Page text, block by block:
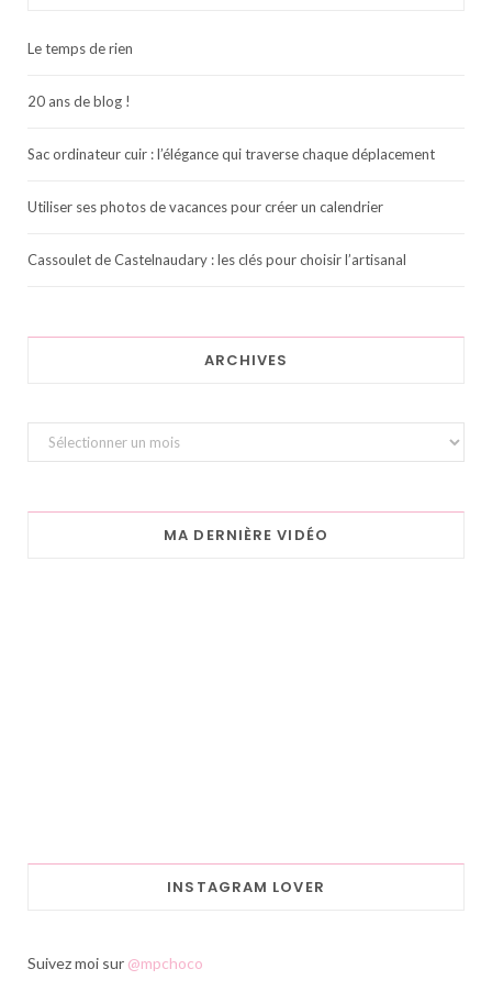
Le temps de rien
20 ans de blog !
Sac ordinateur cuir : l’élégance qui traverse chaque déplacement
Utiliser ses photos de vacances pour créer un calendrier
Cassoulet de Castelnaudary : les clés pour choisir l’artisanal
ARCHIVES
Archives
MA DERNIÈRE VIDÉO
INSTAGRAM LOVER
Suivez moi sur @mpchoco